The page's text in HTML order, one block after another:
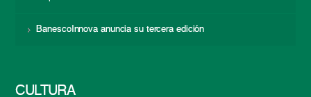
BanescoInnova anuncia su tercera edición
CULTURA